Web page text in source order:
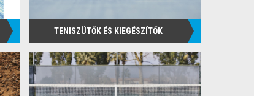
TENISZÜTŐK ÉS KIEGÉSZÍTŐK